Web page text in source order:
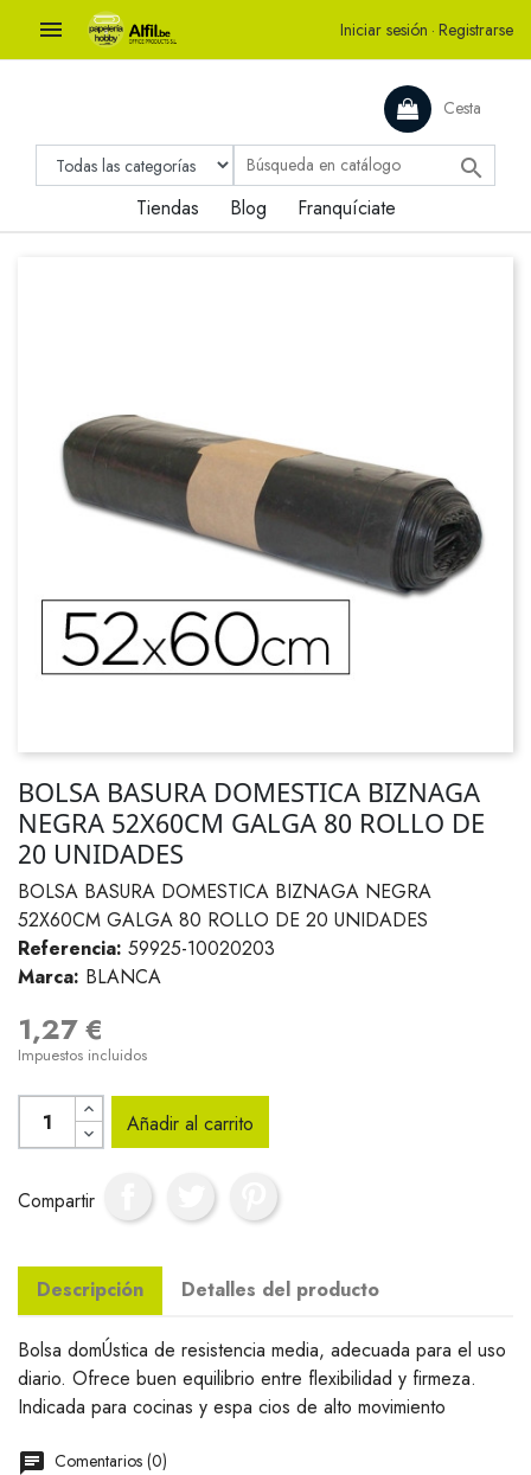
 Iniciar sesión · Registrarse
Cesta

Tiendas Blog Franquíciate
BOLSA BASURA DOMESTICA BIZNAGA
NEGRA 52X60CM GALGA 80 ROLLO DE
20 UNIDADES
BOLSA BASURA DOMESTICA BIZNAGA NEGRA
52X60CM GALGA 80 ROLLO DE 20 UNIDADES
Referencia: 59925-10020203
Marca: BLANCA
1,27 €
Impuestos incluidos
Añadir al carrito
Compartir
Descripción Detalles del producto
Bolsa domÚstica de resistencia media, adecuada para el uso
diario. Ofrece buen equilibrio entre flexibilidad y firmeza.
Indicada para cocinas y espa cios de alto movimiento
Comentarios (0)